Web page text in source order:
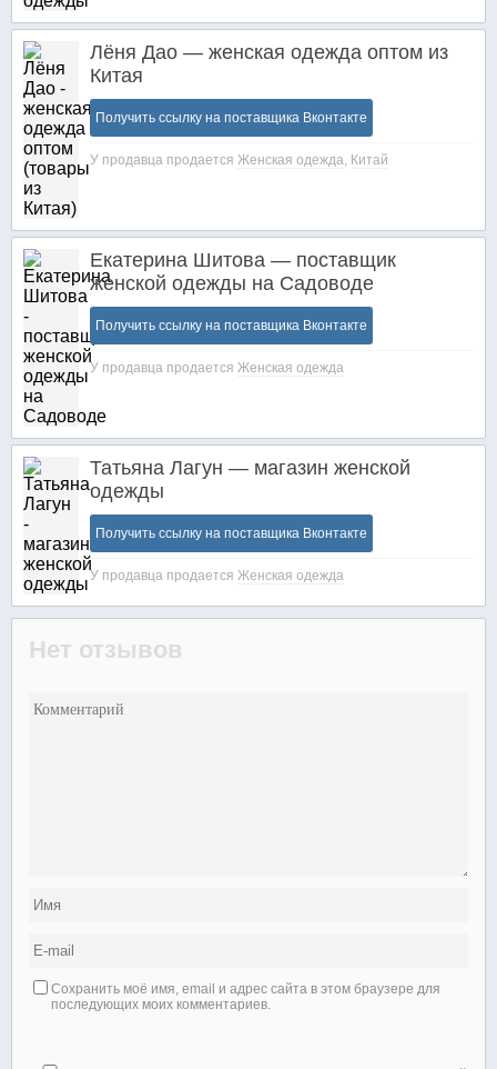
Лёня Дао — женская одежда оптом из
Китая
Получить ссылку на поставщика Вконтакте
У продавца продается Женская одежда, Китай
Екатерина Шитова — поставщик
женской одежды на Садоводе
Получить ссылку на поставщика Вконтакте
У продавца продается Женская одежда
Татьяна Лагун — магазин женской
одежды
Получить ссылку на поставщика Вконтакте
У продавца продается Женская одежда
Нет отзывов
Сохранить моё имя, email и адрес сайта в этом браузере для
последующих моих комментариев.